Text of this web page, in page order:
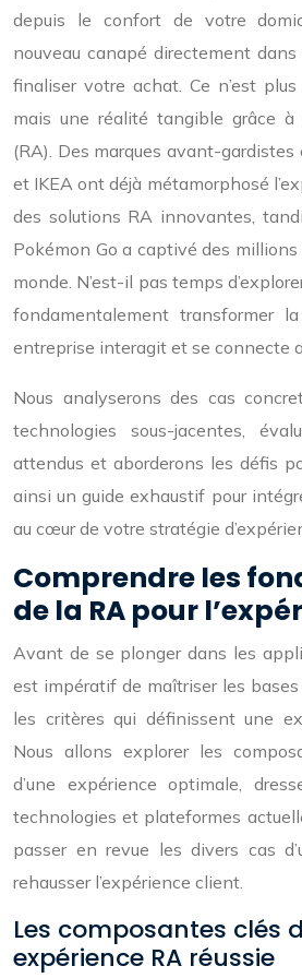
depuis le confort de votre
nouveau canapé directement
finaliser votre achat. Ce n’est
mais une réalité tangible grâce à
(RA). Des marques avant-
et IKEA ont déjà métamorphosé
des solutions RA innovantes,
Pokémon Go a captivé des millions
monde. N’est-il pas temps
fondamentalement transformer
entreprise interagit et se connecte
Nous analyserons des cas
technologies sous-jacentes,
attendus et aborderons les défis
ainsi un guide exhaustif pour
au cœur de votre stratégie
Comprendre les
de la RA pour
Avant de se plonger dans les
est impératif de maîtriser les
les critères qui définissent une
Nous allons explorer les
d’une expérience optimale,
technologies et plateformes
passer en revue les divers cas
rehausser l’expérience client.
Les composantes clés
expérience RA réussie